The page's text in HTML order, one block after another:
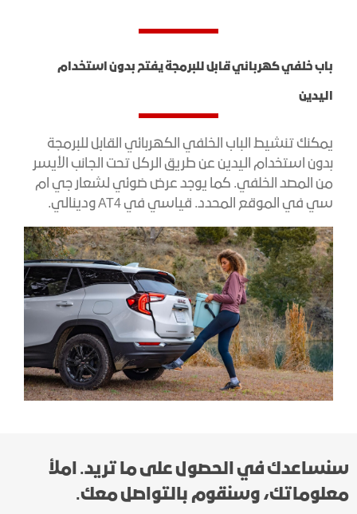
باب خلفي كهربائي قابل للبرمجة يفتح بدون استخدام
اليدين
يمكنك تنشيط الباب الخلفي الكهربائي القابل للبرمجة
بدون استخدام اليدين عن طريق الركل تحت الجانب الأيسر
من المصد الخلفي. كما يوجد عرض ضوئي لشعار جي ام
سي في الموقع المحدد. قياسي في AT4 ودينالي.
سنساعدك في الحصول على ما تريد. املأ
معلوماتك، وسنقوم بالتواصل معك.